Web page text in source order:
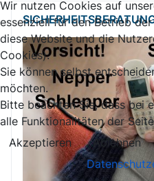
Wir nutzen Cookies auf
essenziell für den Betrieb
diese Website und die
Cookies).
Sie können selbst
möchten.
Bitte beachten Sie, dass bei
alle Funktionalitäten der
Akzeptieren
Ablehnen